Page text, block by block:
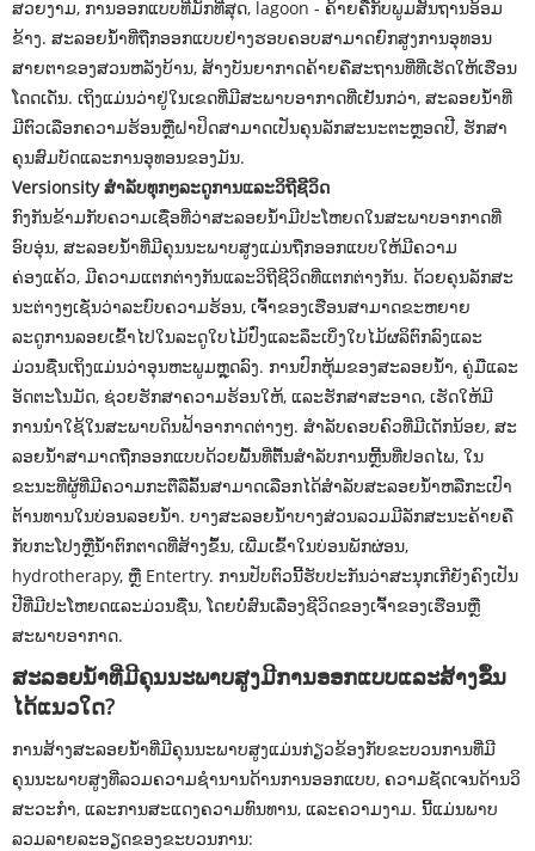
ສວຍງາມ, ການອອກແບບທີ່ມັກທີ່ສຸດ, lagoon - ຄ້າຍຄືກັບພູມສັນຖານອ້ອມ
ຂ້າງ. ສະລອຍນ້ໍາທີ່ຖືກອອກແບບຢ່າງຮອບຄອບສາມາດຍົກສູງການອຸທອນ
ສາຍຕາຂອງສວນຫລັງບ້ານ, ສ້າງບັນຍາກາດຄ້າຍຄືສະຖານທີ່ທີ່ເຮັດໃຫ້ເຮືອນ
ໂດດເດັ່ນ. ເຖິງແມ່ນວ່າຢູ່ໃນເຂດທີ່ມີສະພາບອາກາດທີ່ເຢັນກວ່າ, ສະລອຍນ້ໍາທີ່
ມີຕົວເລືອກຄວາມຮ້ອນຫຼືຝາປິດສາມາດເປັນຄຸນລັກສະນະຕະຫຼອດປີ, ຮັກສາ
ຄຸນສົມບັດແລະການອຸທອນຂອງມັນ.
Versionsity ສໍາລັບທຸກໆລະດູການແລະວິຖີຊີວິດ
ກົງກັນຂ້າມກັບຄວາມເຊື່ອທີ່ວ່າສະລອຍນ້ໍາມີປະໂຫຍດໃນສະພາບອາກາດທີ່
ອົບອຸ່ນ, ສະລອຍນ້ໍາທີ່ມີຄຸນນະພາບສູງແມ່ນຖືກອອກແບບໃຫ້ມີຄວາມ
ຄ່ອງແຄ້ວ, ມີຄວາມແຕກຕ່າງກັນແລະວິຖີຊີວິດທີ່ແຕກຕ່າງກັນ. ດ້ວຍຄຸນລັກສະ
ນະຕ່າງໆເຊັ່ນວ່າລະບົບຄວາມຮ້ອນ, ເຈົ້າຂອງເຮືອນສາມາດຂະຫຍາຍ
ລະດູການລອຍເຂົ້າໄປໃນລະດູໃບໄມ້ປົ່ງແລະລຶະເບິ່ງໃບໄມ້ຜລິຕົກລົງແລະ
ມ່ວນຊື່ນເຖິງແມ່ນວ່າອຸນຫະພູມຫຼຸດລົງ. ການປົກຫຸ້ມຂອງສະລອຍນ້ໍາ, ຄູ່ມືແລະ
ອັດຕະໂນມັດ, ຊ່ວຍຮັກສາຄວາມຮ້ອນໃຫ້, ແລະຮັກສາສະອາດ, ເຮັດໃຫ້ມີ
ການນໍາໃຊ້ໃນສະພາບດິນຟ້າອາກາດຕ່າງໆ. ສໍາລັບຄອບຄົວທີ່ມີເດັກນ້ອຍ, ສະ
ລອຍນ້ໍາສາມາດຖືກອອກແບບດ້ວຍພື້ນທີ່ຕື້ນສໍາລັບການຫຼີ້ນທີ່ປອດໄພ, ໃນ
ຂະນະທີ່ຜູ້ທີ່ມີຄວາມກະຕືລືລົ້ນສາມາດເລືອກໄດ້ສໍາລັບສະລອຍນ້ໍາຫລືກະເປົາ
ຕ້ານທານໃນບ່ອນລອຍນໍ້າ. ບາງສະລອຍນ້ໍາບາງສ່ວນລວມມີລັກສະນະຄ້າຍຄື
ກັບກະໂປງຫຼືນ້ໍາຕົກຕາດທີ່ສ້າງຂຶ້ນ, ເພີ່ມເຂົ້າໃນບ່ອນພັກຜ່ອນ,
hydrotherapy, ຫຼື Entertry. ການປັບຕົວນີ້ຮັບປະກັນວ່າສະນຸກເກີຍັງຄົງເປັນ
ປີທີ່ມີປະໂຫຍດແລະມ່ວນຊື່ນ, ໂດຍບໍ່ສົນເລື່ອງຊີວິດຂອງເຈົ້າຂອງເຮືອນຫຼື
ສະພາບອາກາດ.
ສະລອຍນໍ້າທີ່ມີຄຸນນະພາບສູງມີການອອກແບບແລະສ້າງຂຶ້ນ
ໄດ້ແນວໃດ?
ການສ້າງສະລອຍນ້ໍາທີ່ມີຄຸນນະພາບສູງແມ່ນກ່ຽວຂ້ອງກັບຂະບວນການທີ່ມີ
ຄຸນນະພາບສູງທີ່ລວມຄວາມຊໍານານດ້ານການອອກແບບ, ຄວາມຊັດເຈນດ້ານວິ
ສະວະກໍາ, ແລະການສະແດງຄວາມທົນທານ, ແລະຄວາມງາມ. ນີ້ແມ່ນພາບ
ລວມລາຍລະອຽດຂອງຂະບວນການ: